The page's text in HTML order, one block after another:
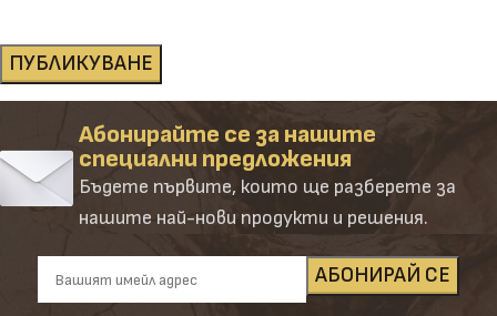
Абонирайте се за нашите
специални предложения
Бъдете първите, които ще разберете за
нашите най-нови продукти и решения.